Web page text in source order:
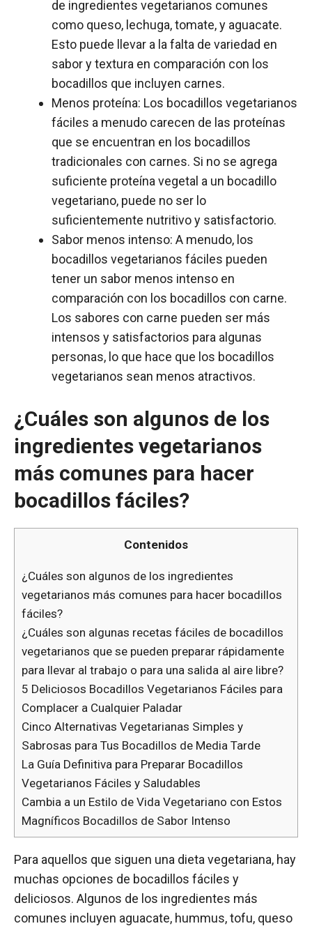
de ingredientes vegetarianos comunes
como queso, lechuga, tomate, y aguacate.
Esto puede llevar a la falta de variedad en
sabor y textura en comparación con los
bocadillos que incluyen carnes.
Menos proteína: Los bocadillos vegetarianos
fáciles a menudo carecen de las proteínas
que se encuentran en los bocadillos
tradicionales con carnes. Si no se agrega
suficiente proteína vegetal a un bocadillo
vegetariano, puede no ser lo
suficientemente nutritivo y satisfactorio.
Sabor menos intenso: A menudo, los
bocadillos vegetarianos fáciles pueden
tener un sabor menos intenso en
comparación con los bocadillos con carne.
Los sabores con carne pueden ser más
intensos y satisfactorios para algunas
personas, lo que hace que los bocadillos
vegetarianos sean menos atractivos.
¿Cuáles son algunos de los
ingredientes vegetarianos
más comunes para hacer
bocadillos fáciles?
Contenidos
¿Cuáles son algunos de los ingredientes
vegetarianos más comunes para hacer bocadillos
fáciles?
¿Cuáles son algunas recetas fáciles de bocadillos
vegetarianos que se pueden preparar rápidamente
para llevar al trabajo o para una salida al aire libre?
5 Deliciosos Bocadillos Vegetarianos Fáciles para
Complacer a Cualquier Paladar
Cinco Alternativas Vegetarianas Simples y
Sabrosas para Tus Bocadillos de Media Tarde
La Guía Definitiva para Preparar Bocadillos
Vegetarianos Fáciles y Saludables
Cambia a un Estilo de Vida Vegetariano con Estos
Magníficos Bocadillos de Sabor Intenso
Para aquellos que siguen una dieta vegetariana, hay
muchas opciones de bocadillos fáciles y
deliciosos. Algunos de los ingredientes más
comunes incluyen aguacate, hummus, tofu, queso